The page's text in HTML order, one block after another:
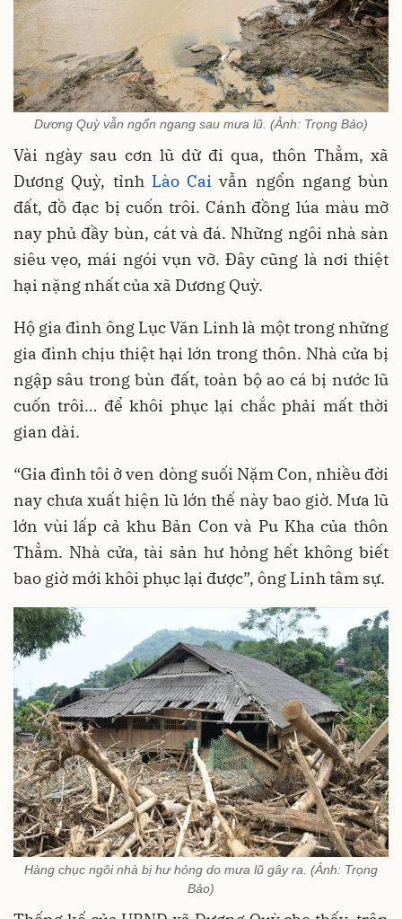
Dương Quỳ vẫn ngổn ngang sau mưa lũ. (Ảnh: Trọng Bảo)
Vài ngày sau cơn lũ dữ đi qua, thôn Thẳm, xã
Dương Quỳ, tỉnh Lào Cai vẫn ngổn ngang bùn
đất, đồ đạc bị cuốn trôi. Cánh đồng lúa màu mỡ
nay phủ đầy bùn, cát và đá. Những ngôi nhà sàn
siêu vẹo, mái ngói vụn vỡ. Đây cũng là nơi thiệt
hại nặng nhất của xã Dương Quỳ.
Hộ gia đình ông Lục Văn Linh là một trong những
gia đình chịu thiệt hại lớn trong thôn. Nhà cửa bị
ngập sâu trong bùn đất, toàn bộ ao cá bị nước lũ
cuốn trôi… để khôi phục lại chắc phải mất thời
gian dài.
“Gia đình tôi ở ven dòng suối Nặm Con, nhiều đời
nay chưa xuất hiện lũ lớn thế này bao giờ. Mưa lũ
lớn vùi lấp cả khu Bản Con và Pu Kha của thôn
Thẳm. Nhà cửa, tài sản hư hỏng hết không biết
bao giờ mới khôi phục lại được”, ông Linh tâm sự.
Hàng chục ngôi nhà bị hư hỏng do mưa lũ gây ra. (Ảnh: Trọng
Bảo)